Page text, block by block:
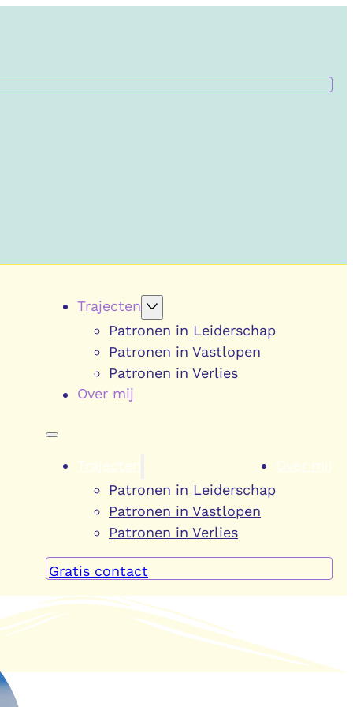
Trajecten
Patronen in Leiderschap
Patronen in Vastlopen
Patronen in Verlies
Over mij
Trajecten
Patronen in Leiderschap
Patronen in Vastlopen
Patronen in Verlies
Over mij
Gratis contact